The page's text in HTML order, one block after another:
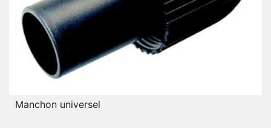
Manchon universel